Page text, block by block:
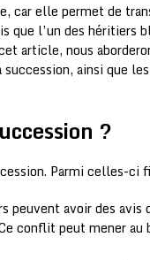
car elle permet de
que l’un des héritiers
article, nous
ainsi que
?
Parmi celles-ci
peuvent avoir des avis
conflit peut mener au